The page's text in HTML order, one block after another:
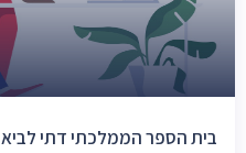
בית הספר הממלכתי דתי לביא